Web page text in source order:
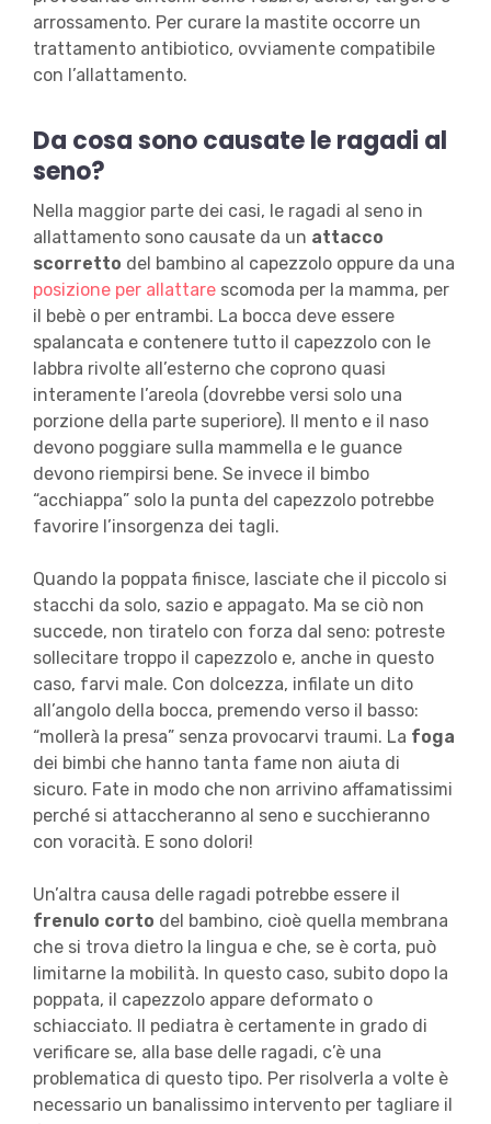
arrossamento. Per curare la mastite occorre un
trattamento antibiotico, ovviamente compatibile
con l’allattamento.
Da cosa sono causate le ragadi al
seno?
Nella maggior parte dei casi, le ragadi al seno in
allattamento sono causate da un attacco
scorretto del bambino al capezzolo oppure da una
posizione per allattarescomoda per la mamma, per
il bebè o per entrambi. La bocca deve essere
spalancata e contenere tutto il capezzolo con le
labbra rivolte all’esterno che coprono quasi
interamente l’areola (dovrebbe versi solo una
porzione della parte superiore). Il mento e il naso
devono poggiare sulla mammella e le guance
devono riempirsi bene. Se invece il bimbo
“acchiappa” solo la punta del capezzolo potrebbe
favorire l’insorgenza dei tagli.
Quando la poppata finisce, lasciate che il piccolo si
stacchi da solo, sazio e appagato. Ma se ciò non
succede, non tiratelo con forza dal seno: potreste
sollecitare troppo il capezzolo e, anche in questo
caso, farvi male. Con dolcezza, infilate un dito
all’angolo della bocca, premendo verso il basso:
“mollerà la presa” senza provocarvi traumi. La foga
dei bimbi che hanno tanta fame non aiuta di
sicuro. Fate in modo che non arrivino affamatissimi
perché si attaccheranno al seno e succhieranno
con voracità. E sono dolori!
Un’altra causa delle ragadi potrebbe essere il
frenulo corto del bambino, cioè quella membrana
che si trova dietro la lingua e che, se è corta, può
limitarne la mobilità. In questo caso, subito dopo la
poppata, il capezzolo appare deformato o
schiacciato. Il pediatra è certamente in grado di
verificare se, alla base delle ragadi, c’è una
problematica di questo tipo. Per risolverla a volte è
necessario un banalissimo intervento per tagliare il